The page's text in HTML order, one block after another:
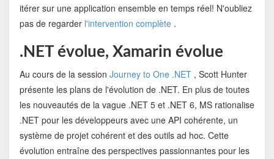
itérer sur une application ensemble en temps réel! N'oubliez
pas de regarder l'intervention complète.
.NET évolue, Xamarin évolue
Au cours de la session Journey to One .NET, Scott Hunter
présente les plans de l'évolution de .NET. En plus de toutes
les nouveautés de la vague .NET 5 et .NET 6, MS rationalise
.NET pour les développeurs avec une API cohérente, un
système de projet cohérent et des outils ad hoc. Cette
évolution entraîne des perspectives passionnantes pour les